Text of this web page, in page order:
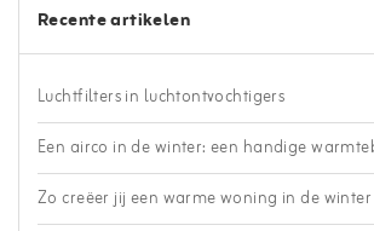
Recente artikelen
Luchtfilters in luchtontvochtigers
Een airco in de winter: een handige
Zo creëer jij een warme woning in de winter